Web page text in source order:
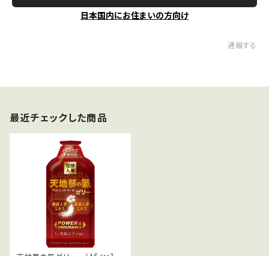
日本国内にお住まいの方向け
通報する
最近チェックした商品